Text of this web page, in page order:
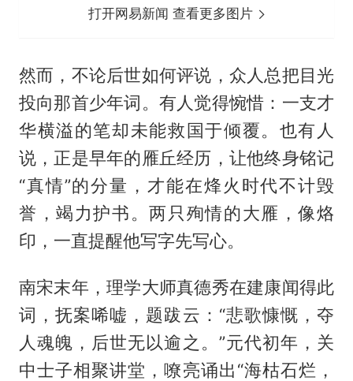
打开网易新闻 查看更多图片
然而，不论后世如何评说，众人总把目光
投向那首少年词。有人觉得惋惜：一支才
华横溢的笔却未能救国于倾覆。也有人
说，正是早年的雁丘经历，让他终身铭记
“真情”的分量，才能在烽火时代不计毁
誉，竭力护书。两只殉情的大雁，像烙
印，一直提醒他写字先写心。
南宋末年，理学大师真德秀在建康闻得此
词，抚案唏嘘，题跋云：“悲歌慷慨，夺
人魂魄，后世无以逾之。”元代初年，关
中士子相聚讲堂，嘹亮诵出“海枯石烂，